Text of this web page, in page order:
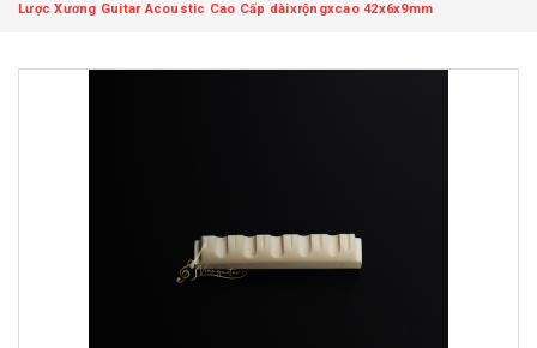
Lược Xương Guitar Acoustic Cao Cấp dàixrộngxcao 42x6x9mm